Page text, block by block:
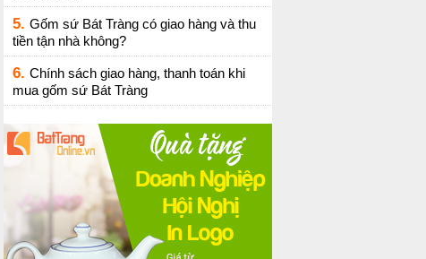
5. Gốm sứ Bát Tràng có giao hàng và thu
tiền tận nhà không?
6. Chính sách giao hàng, thanh toán khi
mua gốm sứ Bát Tràng